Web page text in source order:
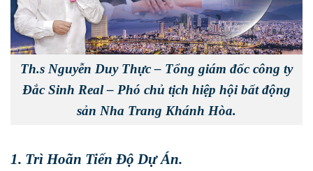
Th.s Nguyễn Duy Thực – Tổng giám đốc công ty
Đắc Sinh Real – Phó chủ tịch hiệp hội bất động
sản Nha Trang Khánh Hòa.
1. Trì Hoãn Tiến Độ Dự Án.